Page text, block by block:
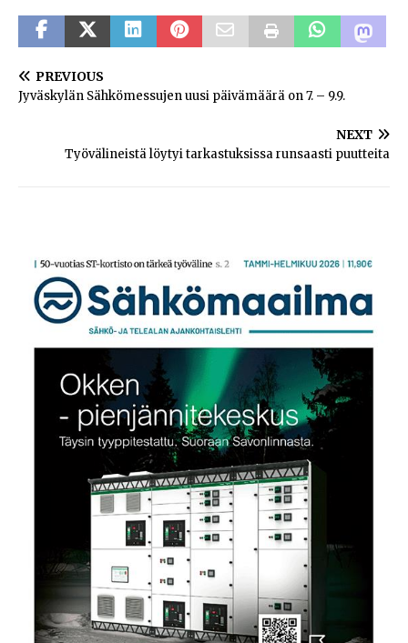
PREVIOUS
Jyväskylän Sähkömessujen uusi päivämäärä on 7. – 9.9.
NEXT
Työvälineistä löytyi tarkastuksissa runsaasti puutteita